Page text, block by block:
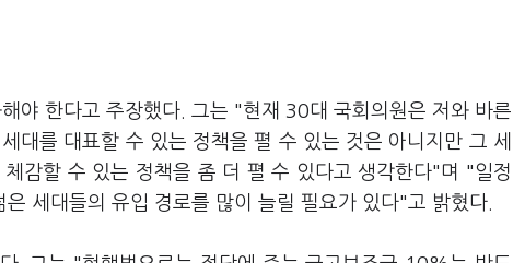
야 한다고 주장했다. 그는 "현재 30대 국회의원은 저와 바른
대를 대표할 수 있는 정책을 펼 수 있는 것은 아니지만 그 세
감할 수 있는 정책을 좀 더 펼 수 있다고 생각한다"며 "일정
세대들의 유입 경로를 많이 늘릴 필요가 있다"고 밝혔다.